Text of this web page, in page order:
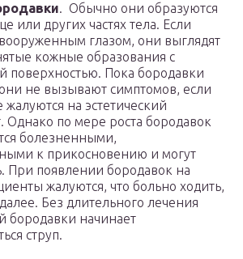
. Обычно они образуются
или других частях тела. Если
глазом, они выглядят
кожные образования с
поверхностью. Пока бородавки
не вызывают симптомов, если
на эстетический
Однако по мере роста бородавок
болезненными,
к прикосновению и могут
При появлении бородавок на
жалуются, что больно ходить,
далее. Без длительного лечения
бородавки начинает
струп.